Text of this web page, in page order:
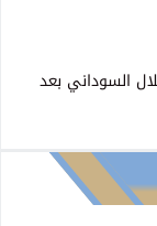
السوداني بعد